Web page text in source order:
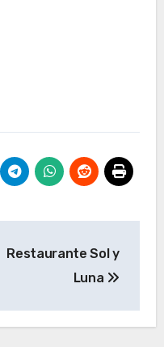
Restaurante Sol y
Luna